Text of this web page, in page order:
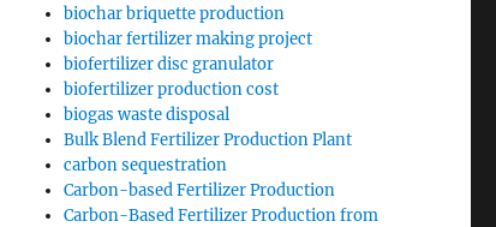
biochar briquette production
biochar fertilizer making project
biofertilizer disc granulator
biofertilizer production cost
biogas waste disposal
Bulk Blend Fertilizer Production Plant
carbon sequestration
Carbon-based Fertilizer Production
Carbon-Based Fertilizer Production from